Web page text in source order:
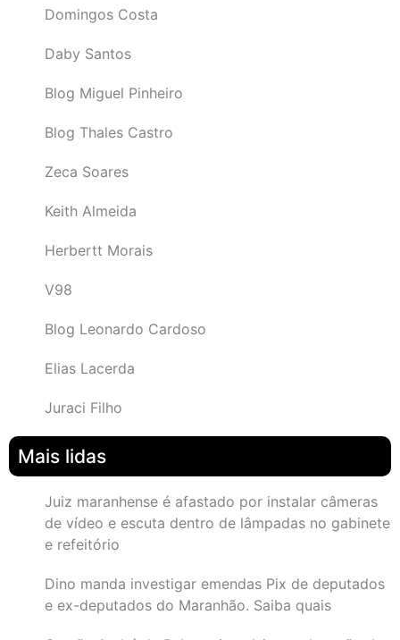
Domingos Costa
Daby Santos
Blog Miguel Pinheiro
Blog Thales Castro
Zeca Soares
Keith Almeida
Herbertt Morais
V98
Blog Leonardo Cardoso
Elias Lacerda
Juraci Filho
Mais lidas
Juiz maranhense é afastado por instalar câmeras
de vídeo e escuta dentro de lâmpadas no gabinete
e refeitório
Dino manda investigar emendas Pix de deputados
e ex-deputados do Maranhão. Saiba quais